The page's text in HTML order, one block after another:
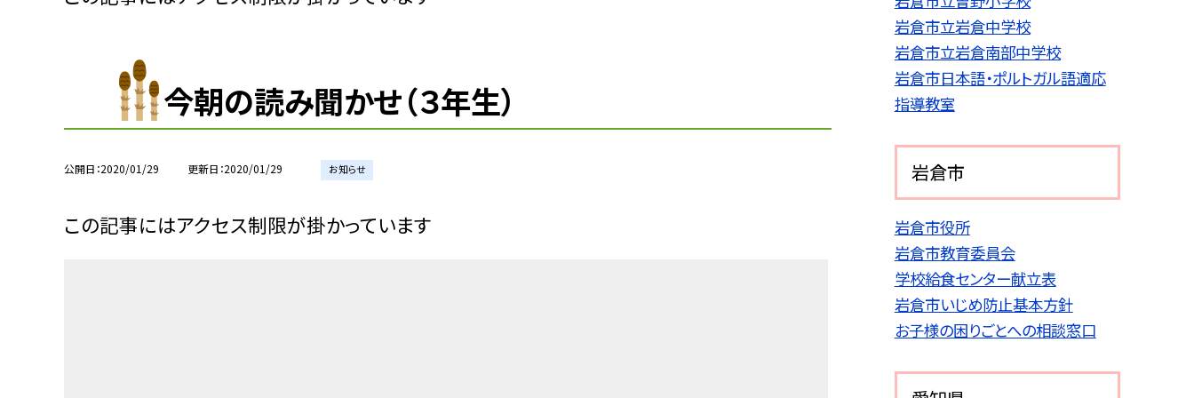
今朝の読み聞かせ（３年生）
公開日 2020/01/29 更新日 2020/01/29 お知らせ
この記事にはアクセス制限が掛かっています
岩倉市立岩倉中学校
岩倉市立岩倉南部中学校
岩倉市日本語・ポルトガル語適応
指導教室
岩倉市
岩倉市役所
岩倉市教育委員会
学校給食センター献立表
岩倉市いじめ防止基本方針
お子様の困りごとへの相談窓口